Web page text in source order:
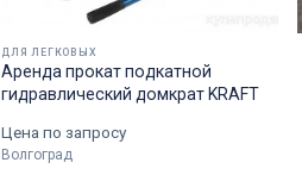
ДЛЯ ЛЕГКОВЫХ
Аренда прокат подкатной
гидравлический домкрат KRAFT
Цена по запросу
Волгоград